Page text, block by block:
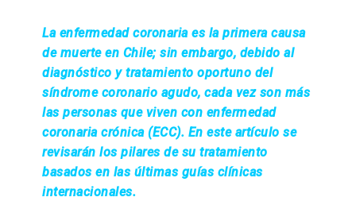
La enfermedad coronaria es la primera causa
de muerte en Chile; sin embargo, debido al
diagnóstico y tratamiento oportuno del
síndrome coronario agudo, cada vez son más
las personas que viven con enfermedad
coronaria crónica (ECC). En este artículo se
revisarán los pilares de su tratamiento
basados en las últimas guías clínicas
internacionales.